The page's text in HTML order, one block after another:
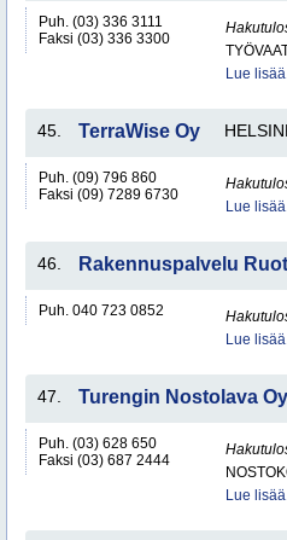
Puh. (03) 336 3111
Faksi (03) 336 3300
Lue
45. TerraWise Oy
Puh. (09) 796 860
Faksi (09) 7289 6730
Lue
46. Rakennuspalvelu
Puh. 040 723 0852
Lue
47. Turengin Nostolava Oy
Puh. (03) 628 650
Faksi (03) 687 2444
Lue